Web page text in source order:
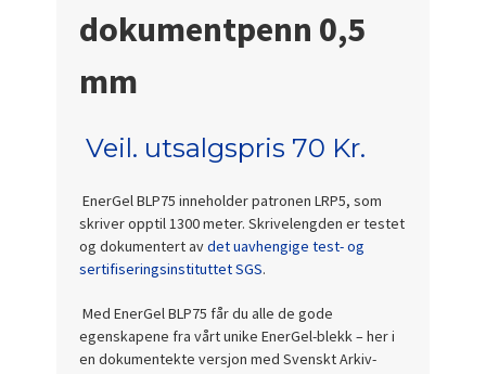
dokumentpenn 0,5
mm
Veil. utsalgspris 70 Kr.
EnerGel BLP75 inneholder patronen LRP5, som
skriver opptil 1300 meter. Skrivelengden er testet
og dokumentert avdet uavhengige test- og
sertifiseringsinstituttet SGS.
Med EnerGel BLP75 får du alle de gode
egenskapene fra vårt unike EnerGel-blekk – her i
en dokumentekte versjon med Svenskt Arkiv-